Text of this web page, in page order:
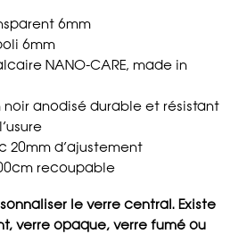
6mm
6mm
NANO-CARE, made in
noir anodisé durable et résistant
20mm d’ajustement
recoupable
le verre central. Existe
verre opaque, verre fumé ou